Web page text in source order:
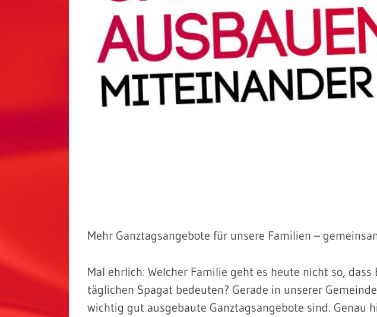
Mehr Ganztagsangebote für unsere Familien –
Mal ehrlich: Welcher Familie geht es heute nicht so,
täglichen Spagat bedeuten? Gerade in unserer
wichtig gut ausgebaute Ganztagsangebote sind. Genau